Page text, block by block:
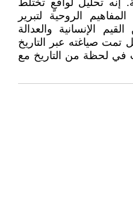
إنه تحليل لواقعٍ تختلط
الروحية لتبرير
الإنسانية والعدالة
تمت صياغته عبر التاريخ
في لحظة من التاريخ مع